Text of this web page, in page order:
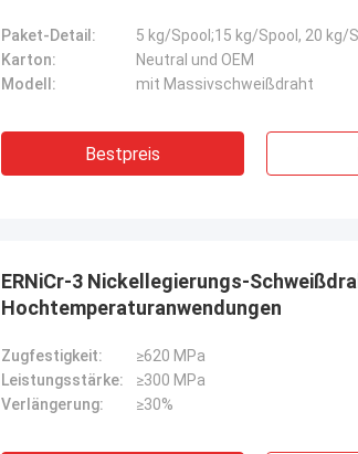
Paket-Detail:
5 kg/Spool;15 kg/Spool, 20 kg/
Karton:
Neutral und OEM
Modell:
mit Massivschweißdraht
Bestpreis
ERNiCr-3 Nickellegierungs-
Hochtemperaturanwendungen
Zugfestigkeit:
≥620 MPa
Leistungsstärke:
≥300 MPa
Verlängerung:
≥30%